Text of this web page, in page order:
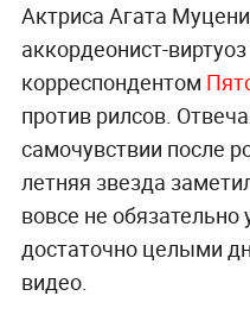
Актриса Агата
аккордеонист-
корреспондентом
против рилсов.
самочувствии после
летняя звезда
вовсе не обязательно
достаточно целыми
видео.